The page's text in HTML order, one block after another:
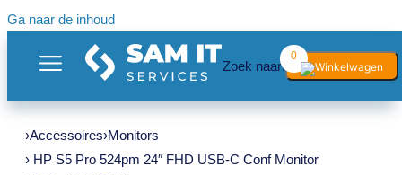
Ga naar de inhoud
Zoek naar:
0
›Accessoires›Monitors
› HP S5 Pro 524pm 24″ FHD USB-C Conf Monitor